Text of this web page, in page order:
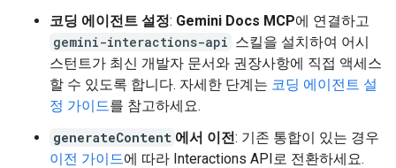
코딩 에이전트 설정: Gemini Docs MCP에 연결하고
gemini-interactions-api 스킬을 설치하여 어시
스턴트가 최신 개발자 문서와 권장사항에 직접 액세스
할 수 있도록 합니다. 자세한 단계는 코딩 에이전트 설
정 가이드를 참고하세요.
generateContent 에서 이전: 기존 통합이 있는 경우
이전 가이드에 따라 Interactions API로 전환하세요.